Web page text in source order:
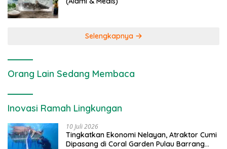
Selengkapnya
Orang Lain Sedang Membaca
Inovasi Ramah Lingkungan
10 Juli 2026
Tingkatkan Ekonomi Nelayan, Atraktor Cumi
Dipasang di Coral Garden Pulau Barrang